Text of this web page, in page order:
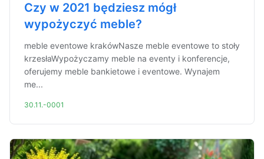
Czy w 2021 będziesz mógł
wypożyczyć meble?
meble eventowe krakówNasze meble eventowe to stoły
krzesłaWypożyczamy meble na eventy i konferencje,
oferujemy meble bankietowe i eventowe. Wynajem
me...
30.11.-0001